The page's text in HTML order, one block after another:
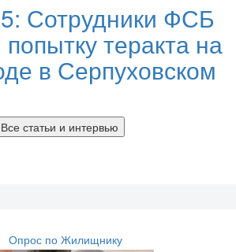
Сотрудники ФСБ
теракта на
в Серпуховском
Все статьи и интервью